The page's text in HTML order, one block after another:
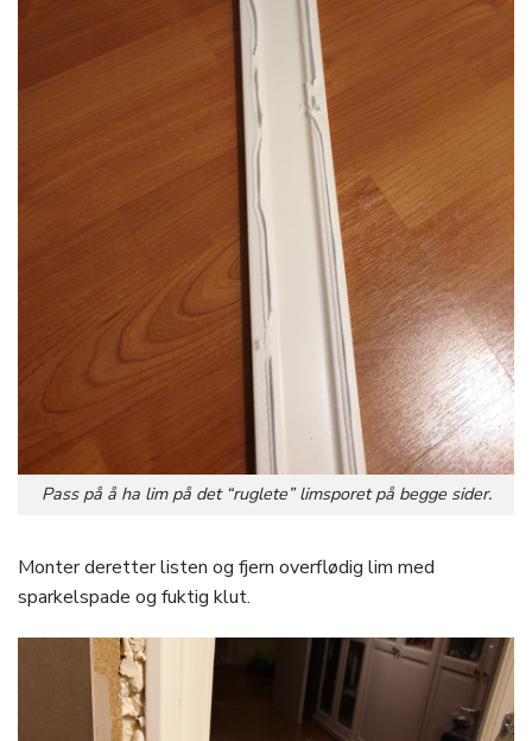
Pass på å ha lim på det “ruglete” limsporet på begge sider.
Monter deretter listen og fjern overflødig lim med
sparkelspade og fuktig klut.